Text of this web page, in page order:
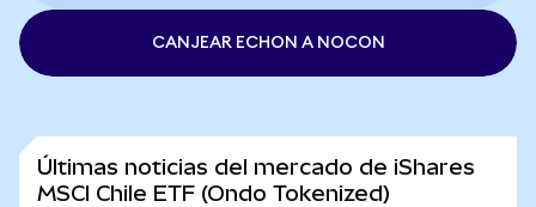
CANJEAR ECHON A NOCON
Últimas noticias del mercado de iShares
MSCI Chile ETF (Ondo Tokenized)